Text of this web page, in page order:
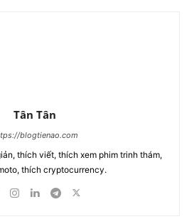
Tân Tân
blogtienao.com
thích viết, thích xem phim trinh thám,
thích cryptocurrency.